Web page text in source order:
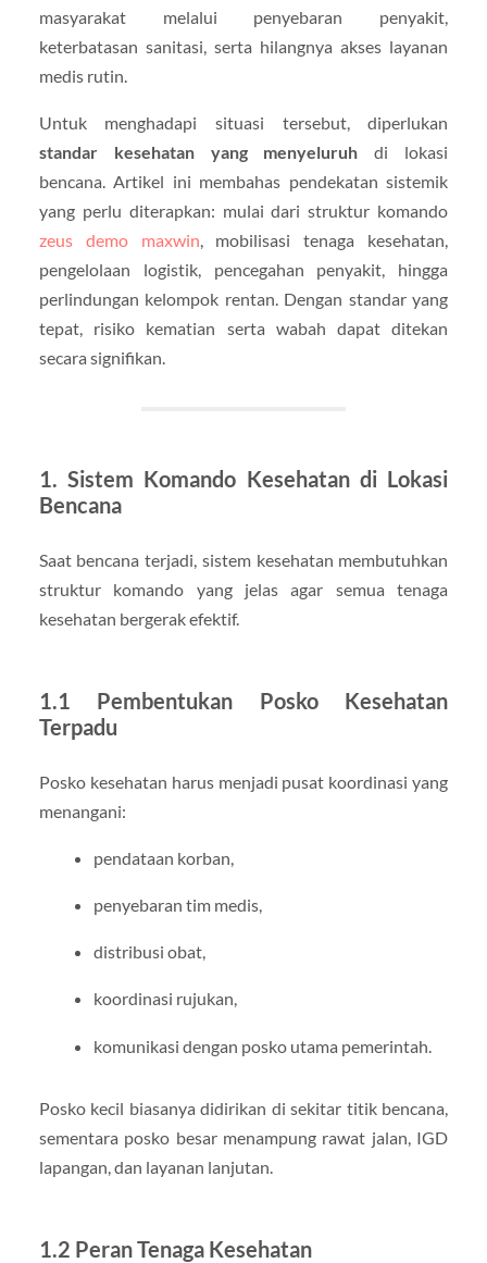
masyarakat melalui penyebaran penyakit,
keterbatasan sanitasi, serta hilangnya akses layanan
medis rutin.
Untuk menghadapi situasi tersebut, diperlukan
standar kesehatan yang menyeluruh di lokasi
bencana. Artikel ini membahas pendekatan sistemik
yang perlu diterapkan: mulai dari struktur komando
zeus demo maxwin , mobilisasi tenaga kesehatan,
pengelolaan logistik, pencegahan penyakit, hingga
perlindungan kelompok rentan. Dengan standar yang
tepat, risiko kematian serta wabah dapat ditekan
secara signifikan.
1. Sistem Komando Kesehatan di Lokasi
Bencana
Saat bencana terjadi, sistem kesehatan membutuhkan
struktur komando yang jelas agar semua tenaga
kesehatan bergerak efektif.
1.1 Pembentukan Posko Kesehatan
Terpadu
Posko kesehatan harus menjadi pusat koordinasi yang
menangani:
pendataan korban,
penyebaran tim medis,
distribusi obat,
koordinasi rujukan,
komunikasi dengan posko utama pemerintah.
Posko kecil biasanya didirikan di sekitar titik bencana,
sementara posko besar menampung rawat jalan, IGD
lapangan, dan layanan lanjutan.
1.2 Peran Tenaga Kesehatan